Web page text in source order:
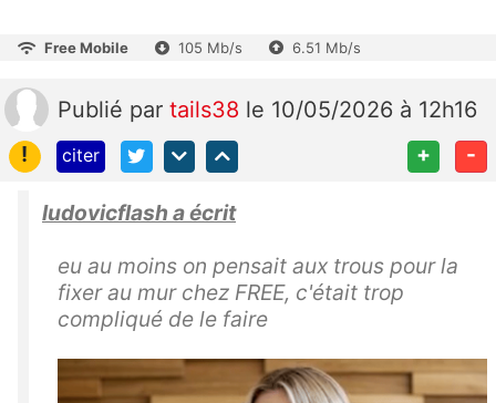
Free Mobile 105 Mb/s 6.51 Mb/s
Publié par tails38 le 10/05/2026 à 12h16
!
citer + -
ludovicflash a écrit
eu au moins on pensait aux trous pour la
fixer au mur chez FREE, c'était trop
compliqué de le faire